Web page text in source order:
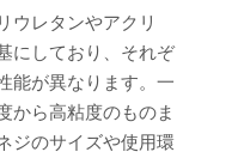
ウレタンやアクリ
にしており、それぞ
能が異なります。一
から高粘度のものま
ジのサイズや使用環